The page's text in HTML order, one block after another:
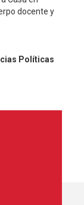
docente y
Políticas